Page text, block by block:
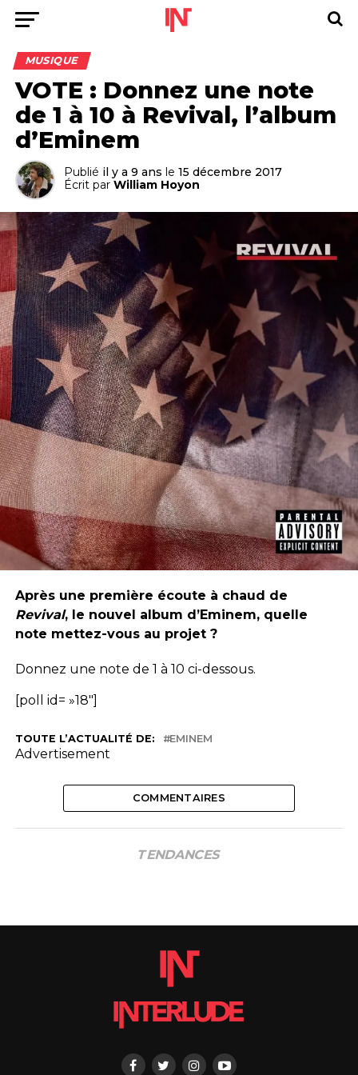
MUSIQUE
VOTE : Donnez une note
de 1 à 10 à Revival, l’album
d’Eminem
Publié il y a 9 ans le 15 décembre 2017
Écrit par William Hoyon
Après une première écoute à chaud de
Revival, le nouvel album d’Eminem, quelle
note mettez-vous au projet ?
Donnez une note de 1 à 10 ci-dessous.
[poll id= »18″]
TOUTE L’ACTUALITÉ DE: EMINEM
Advertisement
COMMENTAIRES
TENDANCES